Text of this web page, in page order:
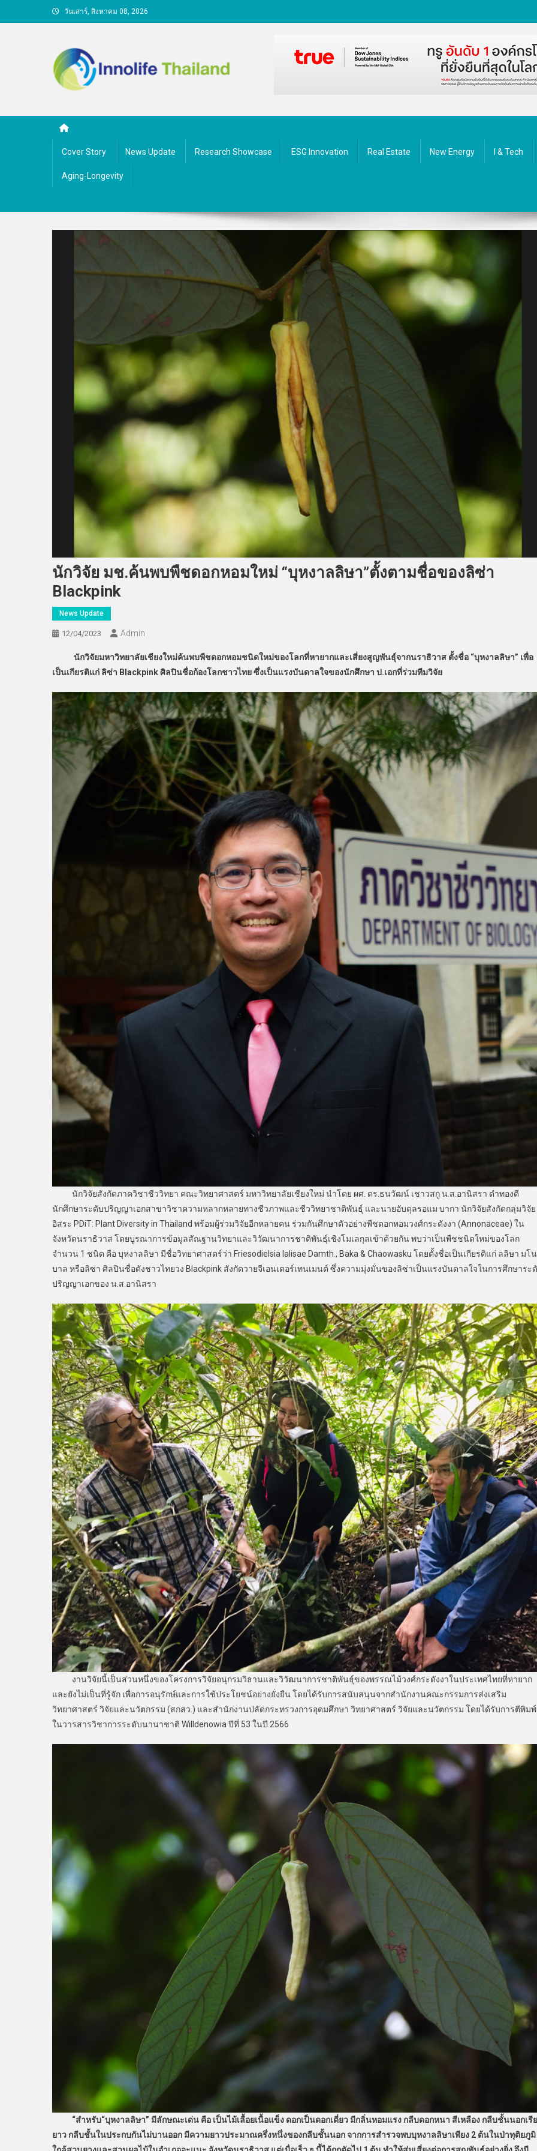
to
วันเสาร์, สิงหาคม 08, 2026
Cover Story News Update Research Showcase ESG Innovation Real Estate New Energy I & Tech
Aging-Longevity
นักวิจัย มช.ค้นพบพืชดอกหอมใหม่ “บุหงาลลิษา”ตั้งตามชื่อของลิซ่า
Blackpink
News Update
12/04/2023 Admin
นักวิจัยมหาวิทยาลัยเชียงใหม่ค้นพบพืชดอกหอมชนิดใหม่ของโลกที่หายากและเสี่ยงสูญพันธุ์จากนราธิวาส ตั้งชื่อ “บุหงาลลิษา” เพื่อ
เป็นเกียรติแก่ ลิซ่า Blackpink ศิลปินชื่อก้องโลกชาวไทย ซึ่งเป็นแรงบันดาลใจของนักศึกษา ป.เอกที่ร่วมทีมวิจัย
นักวิจัยสังกัดภาควิชาชีววิทยา คณะวิทยาศาสตร์ มหาวิทยาลัยเชียงใหม่ นำโดย ผศ. ดร.ธนวัฒน์ เชาวสกู น.ส.อานิสรา ดำทองดี
นักศึกษาระดับปริญญาเอกสาขาวิชาความหลากหลายทางชีวภาพและชีววิทยาชาติพันธุ์ และนายอับดุลรอแม บากา นักวิจัยสังกัดกลุ่มวิจัย
อิสระ PDiT: Plant Diversity in Thailand พร้อมผู้ร่วมวิจัยอีกหลายคน ร่วมกันศึกษาตัวอย่างพืชดอกหอมวงศ์กระดังงา (Annonaceae) ใน
จังหวัดนราธิวาส โดยบูรณาการข้อมูลสัณฐานวิทยาและวิวัฒนาการชาติพันธุ์เชิงโมเลกุลเข้าด้วยกัน พบว่าเป็นพืชชนิดใหม่ของโลก
จำนวน 1 ชนิด คือ บุหงาลลิษา มีชื่อวิทยาศาสตร์ว่า Friesodielsia lalisae Damth., Baka & Chaowasku โดยตั้งชื่อเป็นเกียรติแก่ ลลิษา มโน
บาล หรือลิซ่า ศิลปินชื่อดังชาวไทยวง Blackpink สังกัดวายจีเอนเตอร์เทนเมนต์ ซึ่งความมุ่งมั่นของลิซ่าเป็นแรงบันดาลใจในการศึกษาระ
ปริญญาเอกของ น.ส.อานิสรา
งานวิจัยนี้เป็นส่วนหนึ่งของโครงการวิจัยอนุกรมวิธานและวิวัฒนาการชาติพันธุ์ของพรรณไม้วงศ์กระดังงาในประเทศไทยที่หายาก
และยังไม่เป็นที่รู้จัก เพื่อการอนุรักษ์และการใช้ประโยชน์อย่างยั่งยืน โดยได้รับการสนับสนุนจากสำนักงานคณะกรรมการส่งเสริม
วิทยาศาสตร์ วิจัยและนวัตกรรม (สกสว.) และสำนักงานปลัดกระทรวงการอุดมศึกษา วิทยาศาสตร์ วิจัยและนวัตกรรม โดยได้รับการตีพิมพ์
ในวารสารวิชาการระดับนานาชาติ Willdenowia ปีที่ 53 ในปี 2566
“สำหรับ“บุหงาลลิษา” มีลักษณะเด่น คือ เป็นไม้เลื้อยเนื้อแข็ง ดอกเป็นดอกเดี่ยว มีกลิ่นหอมแรง กลีบดอกหนา สีเหลือง กลีบชั้นนอกเรี
ยาว กลีบชั้นในประกบกันไม่บานออก มีความยาวประมาณครึ่งหนึ่งของกลีบชั้นนอก จากการสำรวจพบบุหงาลลิษาเพียง 2 ต้นในป่าทุติยภูมิ